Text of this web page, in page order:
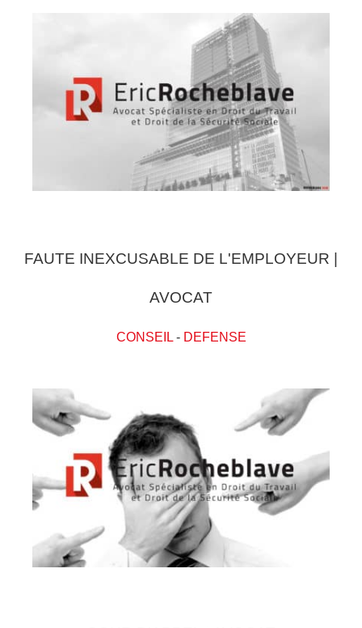
FAUTE INEXCUSABLE DE L'EMPLOYEUR |
AVOCAT
CONSEIL- DEFENSE